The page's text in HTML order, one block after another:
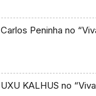
Carlos Peninha no
UXU KALHUS no